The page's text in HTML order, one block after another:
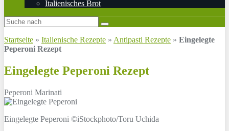
Italienisches Brot
Startseite » Italienische Rezepte » Antipasti Rezepte » Eingelegte
Peperoni Rezept
Eingelegte Peperoni Rezept
Peperoni Marinati
Eingelegte Peperoni ©iStockphoto/Toru Uchida